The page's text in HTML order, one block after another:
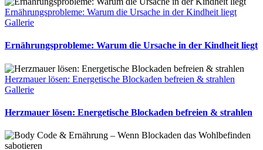
Ernährungsprobleme: Warum die Ursache in der Kindheit liegt
Gallerie
Ernährungsprobleme: Warum die Ursache in der Kindheit liegt
Herzmauer lösen: Energetische Blockaden befreien & strahlen
Gallerie
Herzmauer lösen: Energetische Blockaden befreien & strahlen